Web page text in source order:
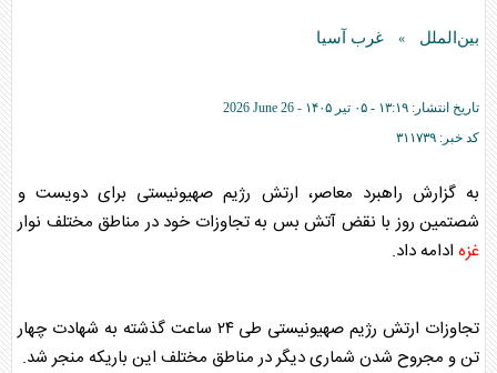
بین‌الملل » غرب آسیا
تاریخ انتشار: ۱۳:۱۹ - ۰۵ تير ۱۴۰۵ -
2026 June 26
کد خبر: ۳۱۱۷۳۹
به گزارش راهبرد معاصر، ارتش رژیم صهیونیستی برای دویست و
شصتمین روز با نقض آتش بس به تجاوزات خود در مناطق مختلف نوار
غزه ادامه داد.
تجاوزات ارتش رژیم صهیونیستی طی ۲۴ ساعت گذشته به شهادت چهار
تن و مجروح شدن شماری دیگر در مناطق مختلف این باریکه منجر شد.